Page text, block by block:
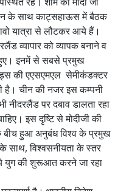
के साथ काट्सहाऊस में बैठक
यात्रा से लौटकर आये हैं।
व्यापार को व्यापक बनाने व
हुए। इनमें से सबसे प्रमुख
की एएसएमएल सेमीकंडक्टर
है। चीन की नजर इस कम्पनी
पर दबाव डालता रहा
इस दृष्टि से मोदीजी की
बीच हुआ अनुबंध विश्व के प्रमुख
विश्वसनीयता के स्तर
युग की शुरूआत करने जा रहा